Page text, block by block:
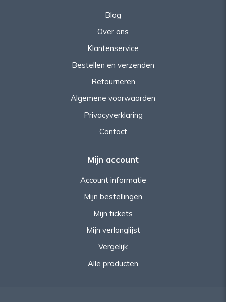
Blog
Over ons
Klantenservice
Bestellen en verzenden
Retourneren
Algemene voorwaarden
Privacyverklaring
Contact
Mijn account
Account informatie
Mijn bestellingen
Mijn tickets
Mijn verlanglijst
Vergelijk
Alle producten